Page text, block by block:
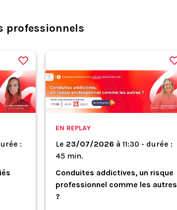
professionnels
:
EN REPLAY
Le 23/07/2026 à 11:30 - durée :
45 min.
Conduites addictives, un risque
professionnel comme les autres
?